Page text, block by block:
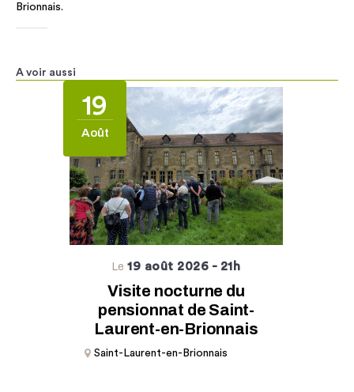
Brionnais.
A voir aussi
19
Août
Le19 août 2026 - 21h
Visite nocturne du
pensionnat de Saint-
Laurent-en-Brionnais
Saint-Laurent-en-Brionnais